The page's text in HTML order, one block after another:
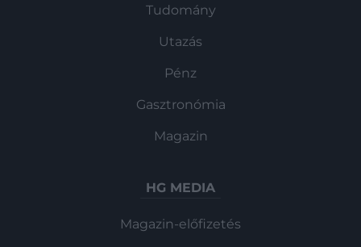
Tudomány
Utazás
Pénz
Gasztronómia
Magazin
HG MEDIA
Magazin-előfizetés